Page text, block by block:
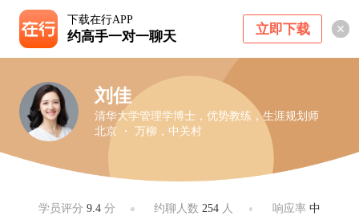
下载在行APP
约高手一对一聊天 立即下载
刘佳
清华大学管理学博士，优势教练，生涯规划师
北京 ・ 万柳，中关村
学员评分9.4 分 约聊人数 254 人 响应率 中